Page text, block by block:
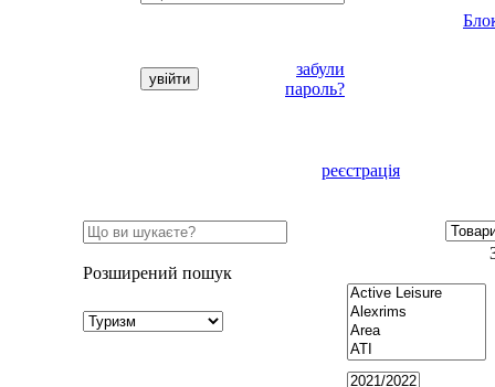
забули
пароль?
реєстрація
Розширений пошук